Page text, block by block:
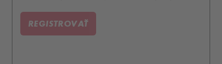
může být dílem umělé inteligence.
REGISTROVAŤ